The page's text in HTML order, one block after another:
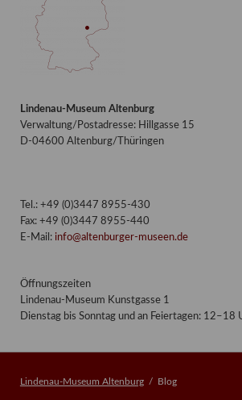
Lindenau-Museum Altenburg
Verwaltung/Postadresse: Hillgasse 15
D-04600 Altenburg/Thüringen
Tel.: +49 (0)3447 8955-430
Fax: +49 (0)3447 8955-440
E-Mail: info@altenburger-museen.de
Öffnungszeiten
Lindenau-Museum Kunstgasse 1
Dienstag bis Sonntag und an Feiertagen: 12–18
Lindenau-Museum Altenburg Blog